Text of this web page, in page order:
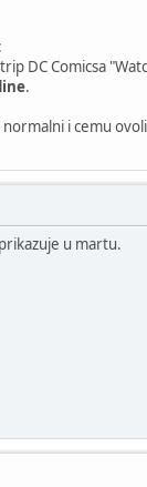
DC Comicsa
.
i cemu
u martu.